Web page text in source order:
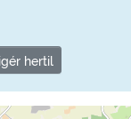
hertil